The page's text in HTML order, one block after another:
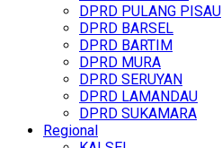
DPRD PULANG PISAU
DPRD BARSEL
DPRD BARTIM
DPRD MURA
DPRD SERUYAN
DPRD LAMANDAU
DPRD SUKAMARA
Regional